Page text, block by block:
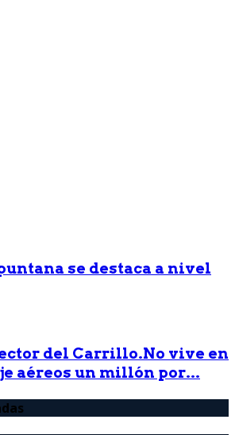
se destaca a nivel
del Carrillo.No vive en
aéreos un millón por...